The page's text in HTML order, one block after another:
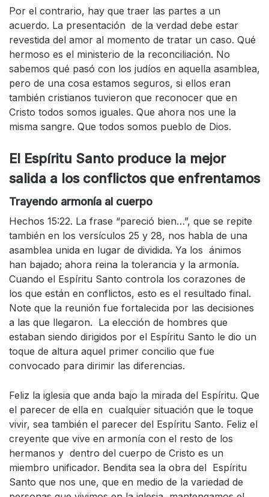
Por el contrario, hay que traer las partes a un
acuerdo. La presentación de la verdad debe estar
revestida del amor al momento de tratar un caso. Qué
hermoso es el ministerio de la reconciliación. No
sabemos qué pasó con los judíos en aquella asamblea,
pero de una cosa estamos seguros, si ellos eran
también cristianos tuvieron que reconocer que en
Cristo todos somos iguales. Que ahora nos une la
misma sangre. Que todos somos pueblo de Dios.
El Espíritu Santo produce la mejor
salida a los conflictos que enfrentamos
Trayendo armonía al cuerpo
Hechos 15:22. La frase “pareció bien…”, que se repite
también en los versículos 25 y 28, nos habla de una
asamblea unida en lugar de dividida. Ya los ánimos
han bajado; ahora reina la tolerancia y la armonía.
Cuando el Espíritu Santo controla los corazones de
los que están en conflictos, esto es el resultado final.
Note que la reunión fue fortalecida por las decisiones
a las que llegaron. La elección de hombres que
estaban siendo dirigidos por el Espíritu Santo le dio un
toque de altura aquel primer concilio que fue
convocado para dirimir las diferencias.
Feliz la iglesia que anda bajo la mirada del Espíritu. Que
el parecer de ella en cualquier situación que le toque
vivir, sea también el parecer del Espíritu Santo. Feliz el
creyente que vive en armonía con el resto de los
hermanos y dentro del cuerpo de Cristo es un
miembro unificador. Bendita sea la obra del Espíritu
Santo que nos une, que en medio de la variedad de